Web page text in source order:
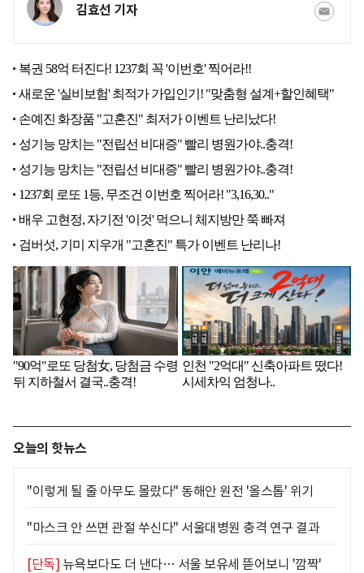
김효선 기자
오늘의 핫뉴스
"이렇게 될 줄 아무도 몰랐다" 동해안 원전 '올스톱' 위기
"마스크 안 쓰면 관절 쑤신다" 서울대병원 충격 연구 결과
[단독] 뉴욕보다도 더 낸다… 서울 보유세 뜯어보니 '깜짝'